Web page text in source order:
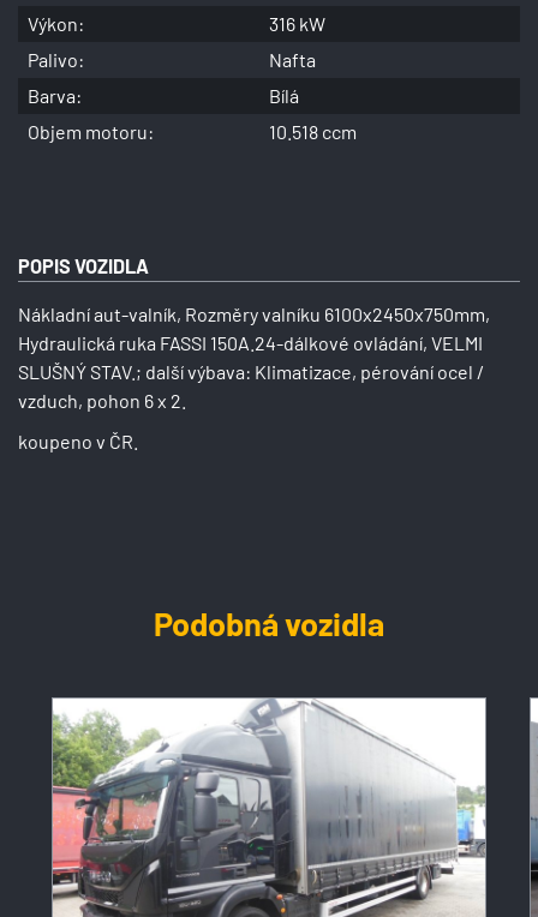
Výkon:
316 kW
Palivo:
Nafta
Barva:
Bílá
Objem motoru:
10.518 ccm
POPIS VOZIDLA
Nákladní aut-valník, Rozměry valníku 6100x2450x750mm,
Hydraulická ruka FASSI 150A.24-dálkové ovládání, VELMI
SLUŠNÝ STAV.; další výbava: Klimatizace, pérování ocel /
vzduch, pohon 6 x 2.
koupeno v ČR.
Podobná vozidla